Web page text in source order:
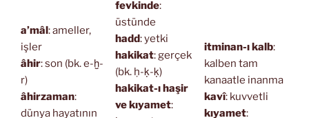
a’mâl: ameller,
işler
âhir: son (bk. e-ḫ-
r)
âhirzaman:
dünya hayatının
fevkinde:
üstünde
hadd: yetki
hakikat: gerçek
(bk. ḥ-ḳ-ḳ)
hakikat-ı haşir
ve kıyamet:
itminan-ı kalb:
kalben tam
kanaatle inanma
kavî: kuvvetli
kıyamet: